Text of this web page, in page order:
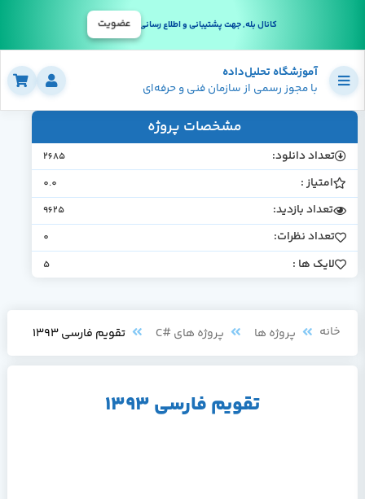
کانال بله, جهت پشتیبانی و اطلاع رسانی عضویت
آموزشگاه تحلیل‌داده
با مجوز رسمی از سازمان فنی و حرفه‌ای
مشخصات پروژه
تعداد دانلود: 2685
امتیاز : 0.0
تعداد بازدید: 9625
تعداد نظرات: 0
لایک ها : 5
خانه پروژه ها پروژه های #C تقویم فارسی 1393
تقویم فارسی 1393